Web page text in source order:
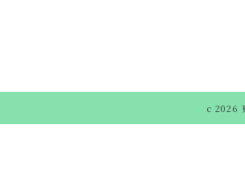
c 2026